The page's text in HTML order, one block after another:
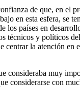
de que, en el
en esta esfera, se
los países en
técnicos y políticos
la atención en
consideraba muy
considerarse con